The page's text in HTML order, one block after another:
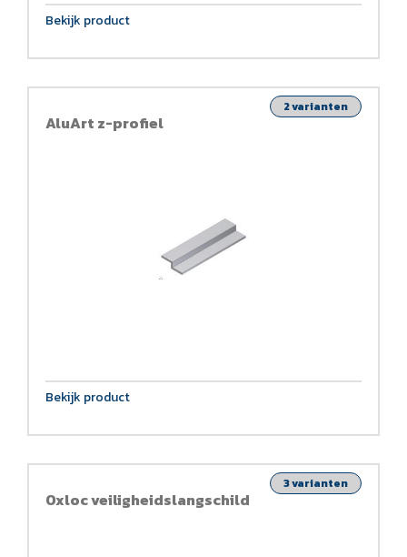
Bekijk product
AluArt z-profiel
2 varianten
Bekijk product
Oxloc veiligheidslangschild
3 varianten